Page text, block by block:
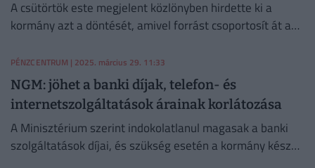
A csütörtök este megjelent közlönyben hirdette ki a
kormány azt a döntését, amivel forrást csoportosít át a
céljából.
PÉNZCENTRUM | 2025. március 29. 11:33
NGM: jöhet a banki díjak, telefon- és
internetszolgáltatások árainak korlátozása
A Minisztérium szerint indokolatlanul magasak a banki
szolgáltatások díjai, és szükség esetén a kormány kész